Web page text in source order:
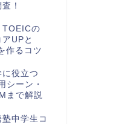
！
TOEICの
UPと
作るコツ
役立つ
シーン・
まで解説
中学生コ